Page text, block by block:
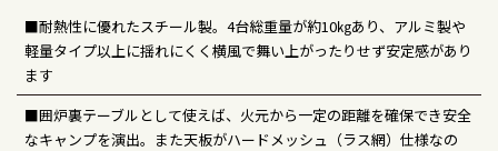
■耐熱性に優れたスチール製。4台総重量が約10㎏あり、アルミ製や
軽量タイプ以上に揺れにくく横風で舞い上がったりせず安定感があり
ます
■囲炉裏テーブルとして使えば、火元から一定の距離を確保でき安全
なキャンプを演出。また天板がハードメッシュ（ラス網）仕様なの